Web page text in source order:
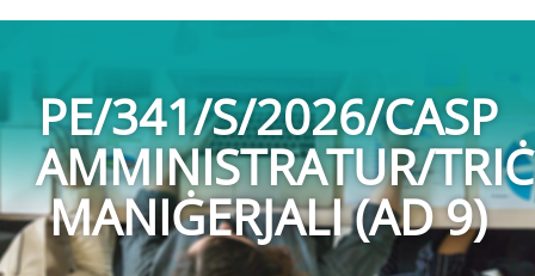
PE/341/S/2026/CASP
AMMINISTRATUR/
MANIĠERJALI (AD 9)